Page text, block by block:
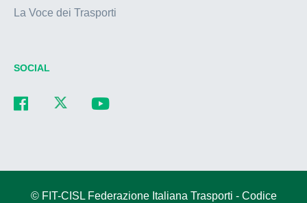
La Voce dei Trasporti
SOCIAL
© FIT-CISL Federazione Italiana Trasporti - Codice